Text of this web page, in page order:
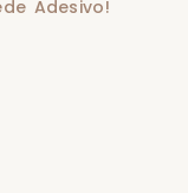
Adesivo!